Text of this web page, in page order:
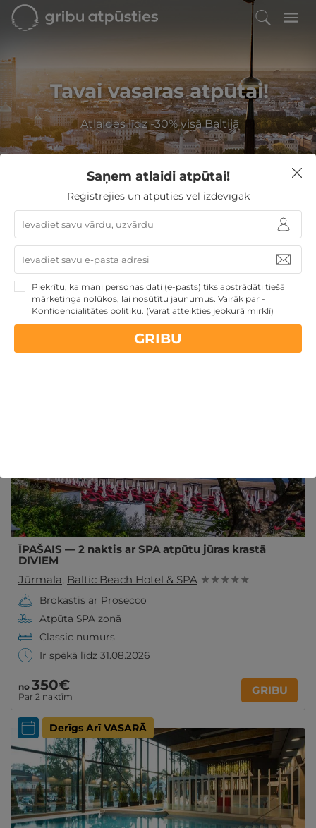
Tavai vasaras atpūtai!
Atlaides līdz -30% visā Baltijā
Filtrēt
GribuAtpusties » Latvija
Latvija
Izvēlieties no471 GribuAtpusties.lv atpūtas
piedāvājumiem
Atpūta SPA viesnīcās Latvijā vienam, diviem vai visai
ģimenei. Apskatiet labākās viesnīcas Latvijā un
ĪPAŠAIS — 2 naktis ar SPA atpūtu jūras krastā
DIVIEM
Jūrmala, Baltic Beach Hotel & SPA ★ ★ ★ ★ ★
Brokastis ar Prosecco
Atpūta SPA zonā
Classic numurs
Ir spēkā līdz 31.08.2026
no 350€
Par 2 naktīm GRIBU
Derīgs Arī VASARĀ
Saņem atlaidi atpūtai!
Reģistrējies un atpūties vēl izdevīgāk
Piekrītu, ka mani personas dati (e-pasts) tiks apstrādāti tiešā
mārketinga nolūkos, lai nosūtītu jaunumus. Vairāk par -
Konfidencialitātes politiku. (Varat atteikties jebkurā mirklī)
GRIBU